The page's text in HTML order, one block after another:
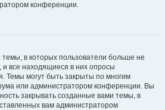
конференции.
в которых пользователи больше не
и все находящиеся в них опросы
Темы могут быть закрыты по многим
или администратором конференции. Вы
закрывать созданные вами темы, в
вам администратором